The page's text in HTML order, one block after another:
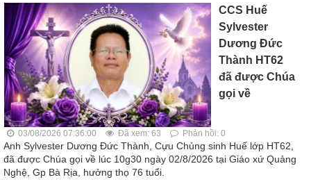
CCS Huế
Sylvester
Dương Đức
Thành HT62
đã được Chúa
gọi về
03/08/2026 07:36:00 Đã xem: 63 Phản hồi: 0
Anh Sylvester Dương Đức Thành, Cựu Chủng sinh Huế lớp HT62,
đã được Chúa gọi về lúc 10g30 ngày 02/8/2026 tại Giáo xứ Quảng
Nghệ, Gp Bà Rịa, hưởng thọ 76 tuổi.